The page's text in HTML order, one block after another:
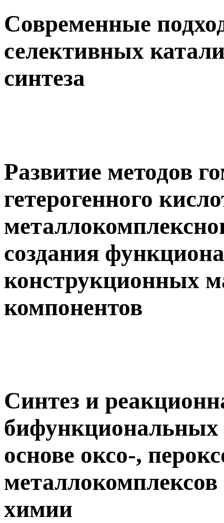
Современные
селективных
синтеза
Развитие методов
гетерогенного
создания
конструкционных
компонентов
Синтез и
бифункциональных
основе оксо-,
металлокомплексов
химии